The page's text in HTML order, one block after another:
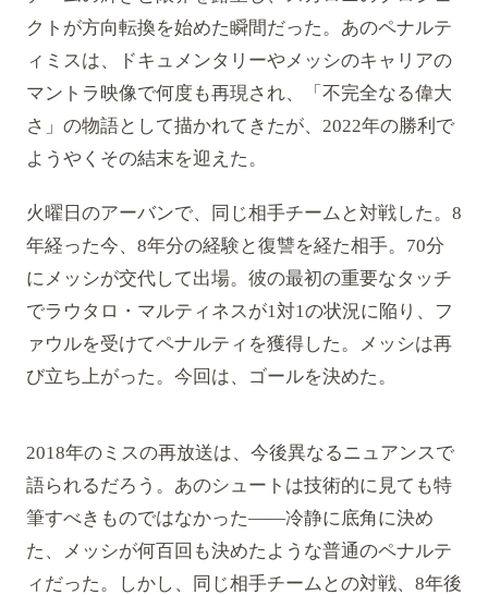
クトが方向転換を始めた瞬間だった。あのペナルテ
ィミスは、ドキュメンタリーやメッシのキャリアの
マントラ映像で何度も再現され、「不完全なる偉大
さ」の物語として描かれてきたが、2022年の勝利で
ようやくその結末を迎えた。
火曜日のアーバンで、同じ相手チームと対戦した。8
年経った今、8年分の経験と復讐を経た相手。70分
にメッシが交代して出場。彼の最初の重要なタッチ
でラウタロ・マルティネスが1対1の状況に陥り、フ
ァウルを受けてペナルティを獲得した。メッシは再
び立ち上がった。今回は、ゴールを決めた。
2018年のミスの再放送は、今後異なるニュアンスで
語られるだろう。あのシュートは技術的に見ても特
筆すべきものではなかった——冷静に底角に決め
た、メッシが何百回も決めたような普通のペナルテ
ィだった。しかし、同じ相手チームとの対戦、8年後